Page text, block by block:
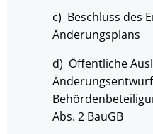
c) Beschluss des
Änderungsplans
d) Öffentliche
Abs. 2 BauGB